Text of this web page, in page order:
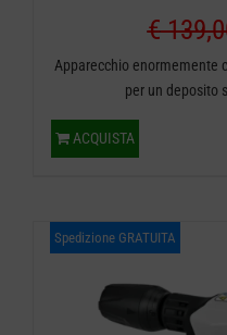
€
Apparecchio enormemente
per un deposito
ACQUISTA
Spedizione GRATUITA